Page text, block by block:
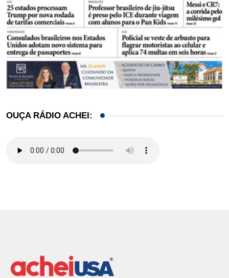
OUÇA RÁDIO ACHEI: